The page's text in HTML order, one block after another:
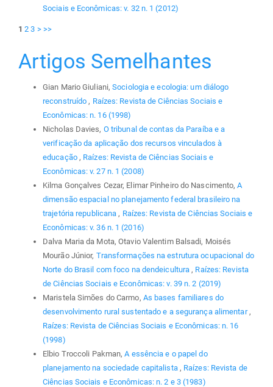
Sociais e Econômicas: v. 32 n. 1 (2012)
1 2 3 > >>
Artigos Semelhantes
Gian Mario Giuliani,Sociologia e ecologia: um diálogo
reconstruído , Raízes: Revista de Ciências Sociais e
Econômicas: n. 16 (1998)
Nicholas Davies, O tribunal de contas da Paraíba e a
verificação da aplicação dos recursos vinculados à
educação , Raízes: Revista de Ciências Sociais e
Econômicas: v. 27 n. 1 (2008)
Kilma Gonçalves Cezar, Elimar Pinheiro do Nascimento,A
dimensão espacial no planejamento federal brasileiro na
trajetória republicana , Raízes: Revista de Ciências Sociais e
Econômicas: v. 36 n. 1 (2016)
Dalva Maria da Mota, Otavio Valentim Balsadi, Moisés
Mourão Júnior, Transformações na estrutura ocupacional do
Norte do Brasil com foco na dendeicultura , Raízes: Revista
de Ciências Sociais e Econômicas: v. 39 n. 2 (2019)
Maristela Simões do Carmo, As bases familiares do
desenvolvimento rural sustentado e a segurança alimentar ,
Raízes: Revista de Ciências Sociais e Econômicas: n. 16
(1998)
Elbio Troccoli Pakman,A essência e o papel do
planejamento na sociedade capitalista , Raízes: Revista de
Ciências Sociais e Econômicas: n. 2 e 3 (1983)